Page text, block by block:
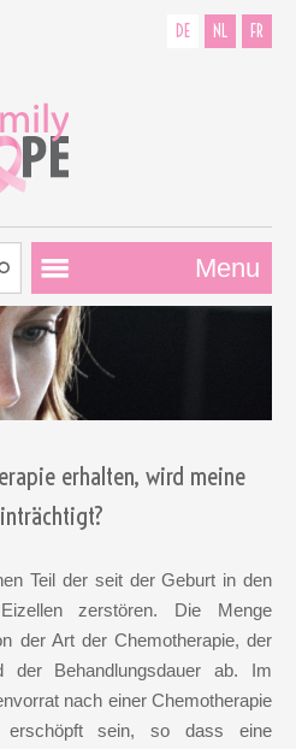
DE NL FR
Menu
erhalten, wird meine
Teil der seit der Geburt in den
zerstören. Die Menge
der Art der Chemotherapie, der
der Behandlungsdauer ab. Im
nach einer Chemotherapie
erschöpft sein, so dass eine